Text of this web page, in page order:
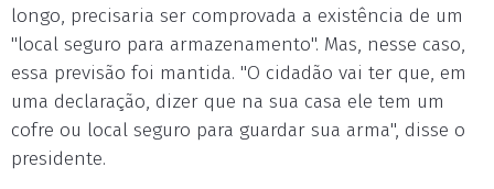
longo, precisaria ser comprovada a existência de um
"local seguro para armazenamento". Mas, nesse caso,
essa previsão foi mantida. "O cidadão vai ter que, em
uma declaração, dizer que na sua casa ele tem um
cofre ou local seguro para guardar sua arma", disse o
presidente.